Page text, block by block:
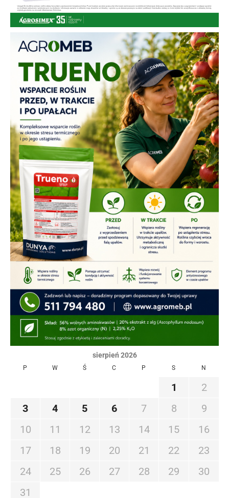
sierpień 2026
P W Ś C P S N
1
2
3
4 5 6 7 8
9
10
11 12 13 14 15
16
17
18 19 20 21 22
23
24
25 26 27 28 29
30
31